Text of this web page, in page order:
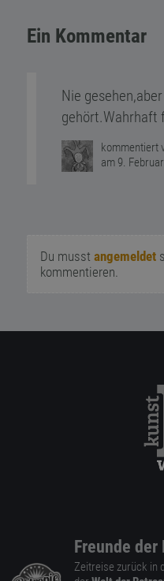
Ein Kommentar
Nie
gehört.Wahrhaft
kommentiert
am 9.
Du musst angemeldet
kommentieren.
Freunde der
Zeitreise zurück in